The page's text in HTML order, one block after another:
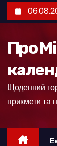
е
к
Про
Щоденний
прикмети та